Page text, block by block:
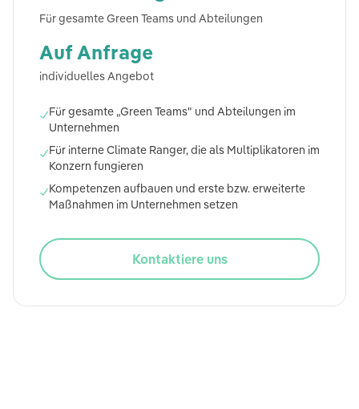
Für gesamte Green Teams und Abteilungen
Auf Anfrage
individuelles Angebot
✓Für gesamte „Green Teams" und Abteilungen im
Unternehmen
✓Für interne Climate Ranger, die als Multiplikatoren im
Konzern fungieren
✓Kompetenzen aufbauen und erste bzw. erweiterte
Maßnahmen im Unternehmen setzen
Kontaktiere uns